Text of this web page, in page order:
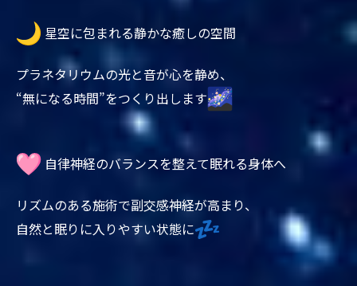
星空に包まれる静かな癒しの空間
プラネタリウムの光と音が心を静め、
“無になる時間”をつくり出します
自律神経のバランスを整えて眠れる身体へ
リズムのある施術で副交感神経が高まり、
自然と眠りに入りやすい状態に